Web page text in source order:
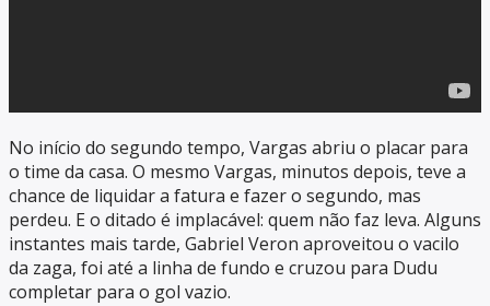
No início do segundo tempo, Vargas abriu o placar para
o time da casa. O mesmo Vargas, minutos depois, teve a
chance de liquidar a fatura e fazer o segundo, mas
perdeu. E o ditado é implacável: quem não faz leva. Alguns
instantes mais tarde, Gabriel Veron aproveitou o vacilo
da zaga, foi até a linha de fundo e cruzou para Dudu
completar para o gol vazio.